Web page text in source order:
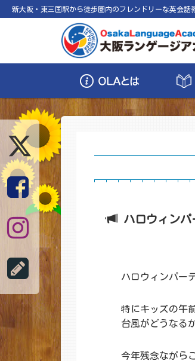
新大阪・東三国駅から徒歩圏内のフレンドリーな英会話
ハロウィンパ
ハロウィンパー
特にキッズの午
台風がどうなる
今年残念ながら